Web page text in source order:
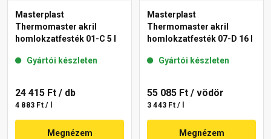
Masterplast
Thermomaster akril
homlokzatfesték 01-C 5 l
Gyártói készleten
24 415 Ft / db
4 883 Ft / l
Megnézem
Masterplast
Thermomaster akril
homlokzatfesték 07-D 16 l
Gyártói készleten
55 085 Ft / vödör
3 443 Ft / l
Megnézem